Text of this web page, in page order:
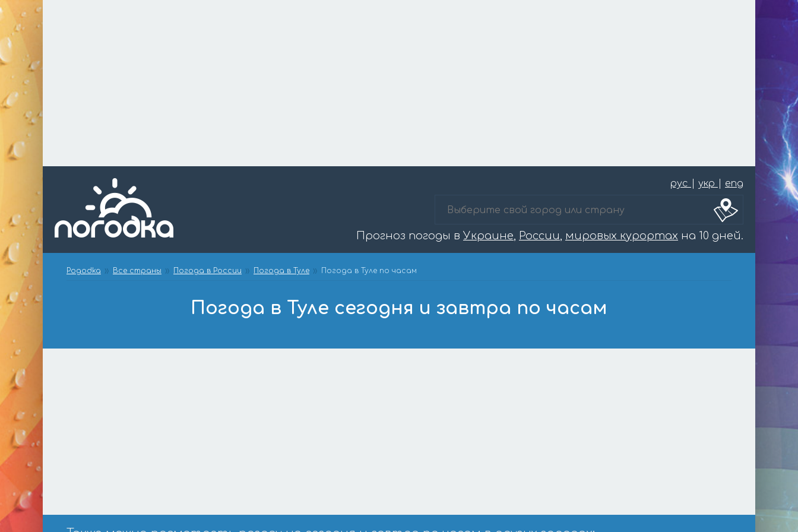
рус укр eng
Прогноз погоды в Украине, России, мировых курортах на 10 дней.
Pogodka Все страны Погода в России Погода в Туле Погода в Туле по часам
Погода в Туле сегодня и завтра по часам